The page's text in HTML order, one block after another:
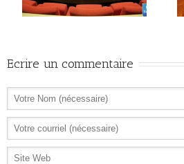
Ecrire un commentaire